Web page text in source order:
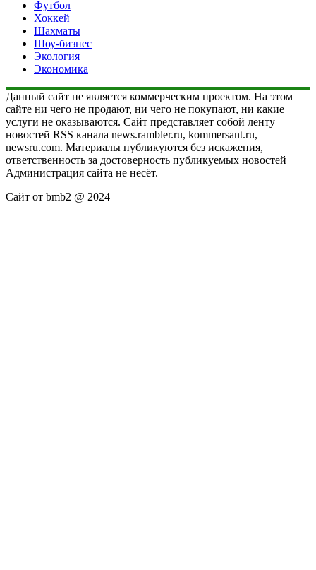
Футбол
Хоккей
Шахматы
Шоу-бизнес
Экология
Экономика
Данный сайт не является коммерческим проектом. На этом
сайте ни чего не продают, ни чего не покупают, ни какие
услуги не оказываются. Сайт представляет собой ленту
новостей RSS канала news.rambler.ru, kommersant.ru,
newsru.com. Материалы публикуются без искажения,
ответственность за достоверность публикуемых новостей
Администрация сайта не несёт.
Сайт от bmb2 @ 2024